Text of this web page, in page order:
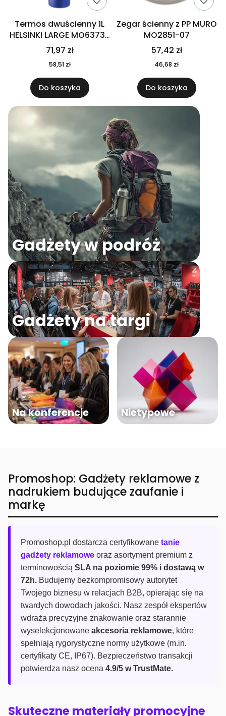
Termos dwuścienny 1L
HELSINKI LARGE MO6373-
04
71,97 zł
58,51 zł
Do koszyka
Zegar ścienny z PP MURO
MO2851-07
57,42 zł
46,68 zł
Do koszyka
Gadżety w podróż
Gadżety na targi
Na konferencje Nietypowe
Promoshop: Gadżety reklamowe z
nadrukiem budujące zaufanie i
markę
Promoshop.pl dostarcza certyfikowane tanie
gadżety reklamowe oraz asortyment premium z
terminowością SLA na poziomie 99% i dostawą w
72h. Budujemy bezkompromisowy autorytet
Twojego biznesu w relacjach B2B, opierając się na
twardych dowodach jakości. Nasz zespół ekspertów
wdraża precyzyjne znakowanie oraz starannie
wyselekcjonowane akcesoria reklamowe, które
spełniają rygorystyczne normy użytkowe (m.in.
certyfikaty CE, IP67). Bezpieczeństwo transakcji
potwierdza nasz ocena 4.9/5 w TrustMate.
Skuteczne materiały promocyjne